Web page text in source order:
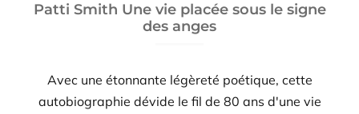
Patti Smith Une vie placée sous le signe
des anges
Avec une étonnante légèreté poétique, cette
autobiographie dévide le fil de 80 ans d'une vie